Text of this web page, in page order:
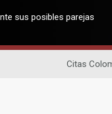
sus posibles parejas
Citas